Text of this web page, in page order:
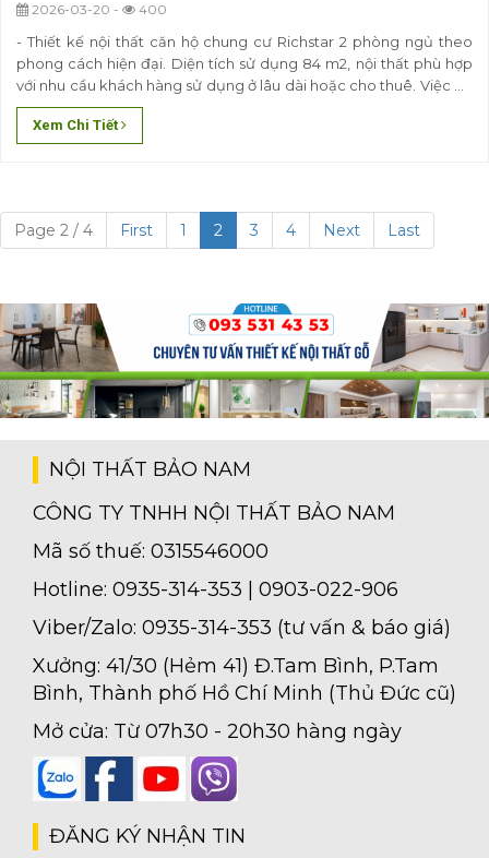
2026-03-20 - 400
- Thiết kế nội thất căn hộ chung cư Richstar 2 phòng ngủ theo
phong cách hiện đại. Diện tích sử dụng 84 m2, nội thất phù hợp
với nhu cầu khách hàng sử dụng ở lâu dài hoặc cho thuê. Việc bố
trí nội thất sao cho phù hợp với quy mô kiến trúc, hài hòa trong
trang trí, phù hợp với phong thủy cũng như..
Xem Chi Tiết
Page 2 / 4 First 1 2 3 4 Next Last
NỘI THẤT BẢO NAM
CÔNG TY TNHH NỘI THẤT BẢO NAM
Mã số thuế: 0315546000
Hotline: 0935-314-353 | 0903-022-906
Viber/Zalo: 0935-314-353 (tư vấn & báo giá)
Xưởng: 41/30 (Hẻm 41) Đ.Tam Bình, P.Tam
Bình, Thành phố Hồ Chí Minh (Thủ Đức cũ)
Mở cửa: Từ 07h30 - 20h30 hàng ngày
ĐĂNG KÝ NHẬN TIN